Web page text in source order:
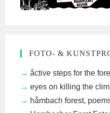
FOTO- &
åctive steps for the
eyes on killing the
håmbach forest,